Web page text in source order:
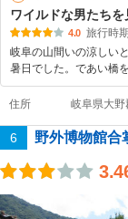
ワイルドな男たち
4.0 旅行時
岐阜の山間いの涼しい
暑日でした。であい橋
住所 岐阜県大
6 野外博物館合